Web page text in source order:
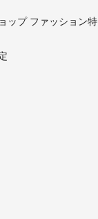
ップ ファッション特